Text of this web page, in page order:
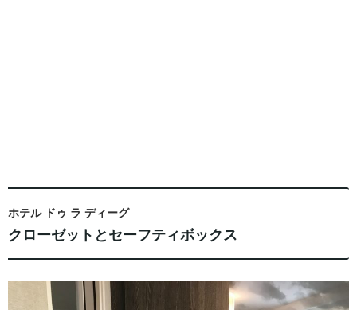
ホテル ドゥ ラ ディーグ
クローゼットとセーフティボックス